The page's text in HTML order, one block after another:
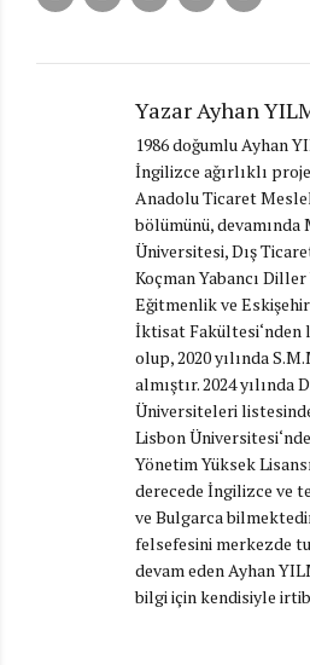
Yazar Ayhan
1986 doğumlu Ayhan
İngilizce ağırlıklı
Anadolu Ticaret
bölümünü, devamında
Üniversitesi, Dış
Koçman Yabancı
Eğitmenlik ve
İktisat Fakültesi‘nden
olup, 2020 yılında
almıştır. 2024 yılında
Üniversiteleri
Lisbon
Yönetim Yüksek
derecede İngilizce ve
ve Bulgarca
felsefesini merkezde
devam eden Ayhan
bilgi için kendisiyle